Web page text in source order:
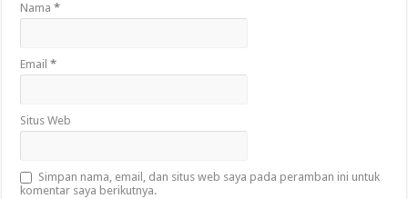
Nama*
Email*
Situs Web
Simpan nama, email, dan situs web saya pada peramban ini untuk
komentar saya berikutnya.